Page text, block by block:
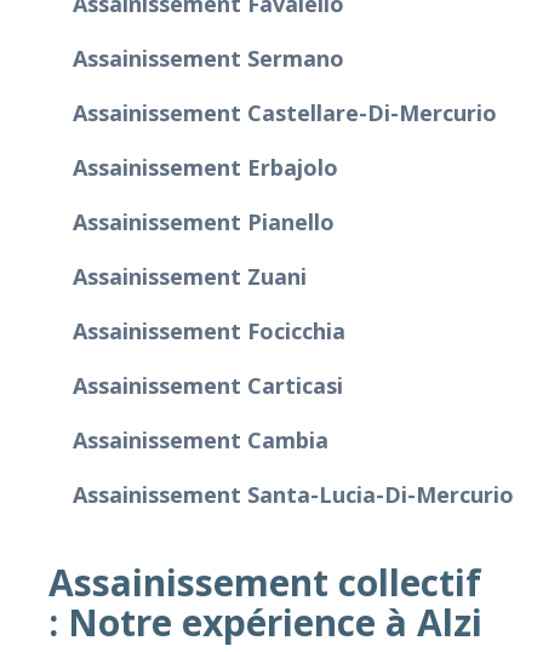
Assainissement Sermano
Assainissement Castellare-Di-Mercurio
Assainissement Erbajolo
Assainissement Pianello
Assainissement Zuani
Assainissement Focicchia
Assainissement Carticasi
Assainissement Cambia
Assainissement Santa-Lucia-Di-Mercurio
Assainissement collectif
: Notre expérience à Alzi